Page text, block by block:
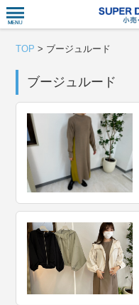
TOP > ブージュルード
ブージュルード